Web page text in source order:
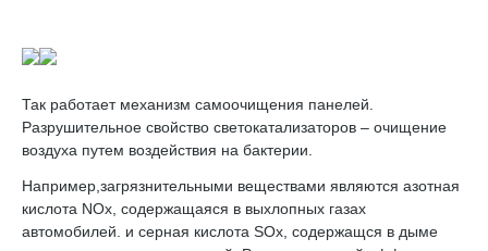
Так работает механизм самоочищения панелей.
Разрушительное свойство светокатализаторов – очищение
воздуха путем воздействия на бактерии.
Например,загрязнительными веществами являются азотная
кислота NOx, содержащаяся в выхлопных газах
автомобилей. и серная кислота SOx, содержащся в дыме